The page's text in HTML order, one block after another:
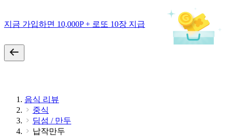
지금 가입하면 10,000P + 로또 10장 지급
음식 리뷰
중식
딤섬 / 만두
납작만두